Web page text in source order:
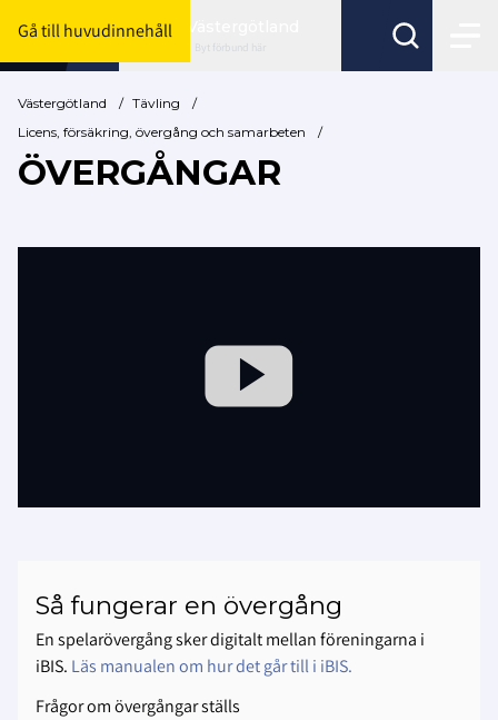
Gå till huvudinnehåll
Byt förbund här
Västergötland / Tävling
/
Licens, försäkring, övergång och samarbeten
/
ÖVERGÅNGAR
Så fungerar en övergång
En spelarövergång sker digitalt mellan föreningarna i
iBIS. Läs manualen om hur det går till i iBIS.
Frågor om övergångar ställs